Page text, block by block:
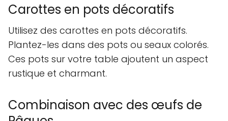
Carottes en pots décoratifs
Utilisez des carottes en pots décoratifs.
Plantez-les dans des pots ou seaux colorés.
Ces pots sur votre table ajoutent un aspect
rustique et charmant.
Combinaison avec des œufs de